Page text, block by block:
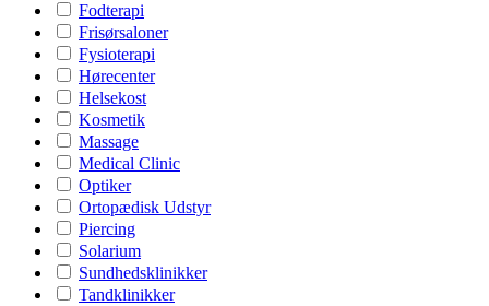
Fodterapi
Frisørsaloner
Fysioterapi
Hørecenter
Helsekost
Kosmetik
Massage
Medical Clinic
Optiker
Ortopædisk Udstyr
Piercing
Solarium
Sundhedsklinikker
Tandklinikker